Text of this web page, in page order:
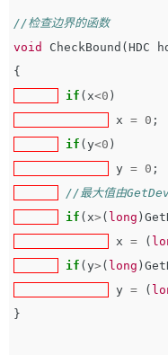
//检查边界的函数
void
CheckBound ( HDC
{
if ( x<0 )
x = 0 ;
if ( y<0 )
y = 0 ;
//最大值由
if ( x> ( long )
x = (
if ( y> ( long )
y = (
}